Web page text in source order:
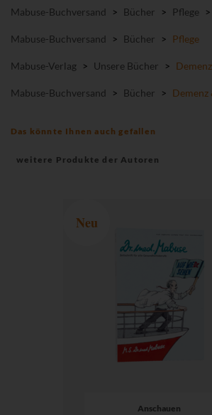
Mabuse-Buchversand > Bücher > Pflege >
Mabuse-Buchversand > Bücher > Pflege
Mabuse-Verlag > Unsere Bücher > Demenz
Mabuse-Buchversand > Bücher >
Das könnte Ihnen auch gefallen
weitere Produkte der Autoren
Neu
Anschauen